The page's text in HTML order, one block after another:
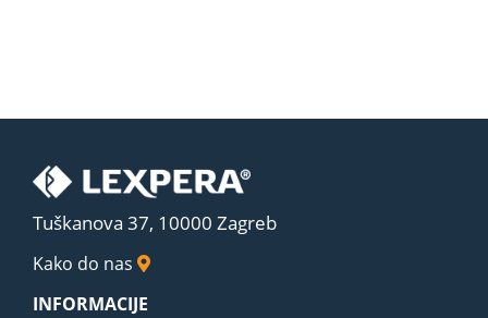
Tuškanova 37, 10000 Zagreb
Kako do nas
INFORMACIJE